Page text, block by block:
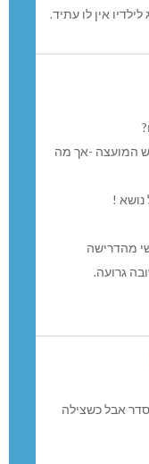
אין לו עתיד.
המועצה -אך מה
נושא !
מהדרישה
גרועה.
אבל כשצילה